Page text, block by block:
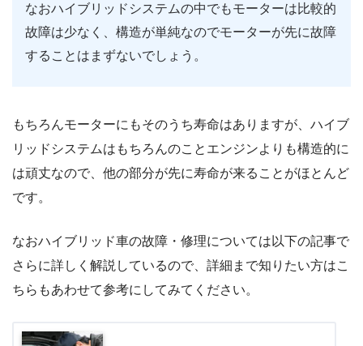
なおハイブリッドシステムの中でもモーターは比較的
故障は少なく、構造が単純なのでモーターが先に故障
することはまずないでしょう。
もちろんモーターにもそのうち寿命はありますが、ハイブ
リッドシステムはもちろんのことエンジンよりも構造的に
は頑丈なので、他の部分が先に寿命が来ることがほとんど
です。
なおハイブリッド車の故障・修理については以下の記事で
さらに詳しく解説しているので、詳細まで知りたい方はこ
ちらもあわせて参考にしてみてください。